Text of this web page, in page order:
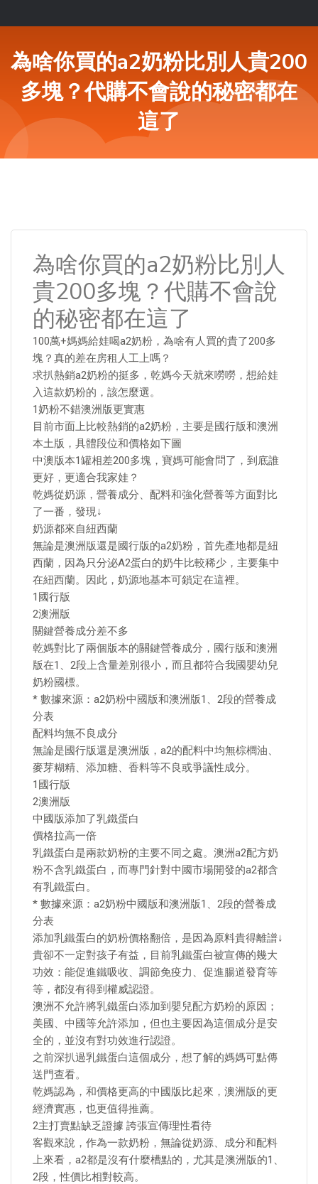
為啥你買的a2奶粉比別人貴200
多塊？代購不會說的秘密都在
這了
為啥你買的a2奶粉比別人
貴200多塊？代購不會說
的秘密都在這了
100萬+媽媽給娃喝a2奶粉，為啥有人買的貴了200多
塊？真的差在房租人工上嗎？
求扒熱銷a2奶粉的挺多，乾媽今天就來嘮嘮，想給娃
入這款奶粉的，該怎麼選。
1奶粉不錯澳洲版更實惠
目前市面上比較熱銷的a2奶粉，主要是國行版和澳洲
本土版，具體段位和價格如下圖
中澳版本1罐相差200多塊，寶媽可能會問了，到底誰
更好，更適合我家娃？
乾媽從奶源，營養成分、配料和強化營養等方面對比
了一番，發現↓
奶源都來自紐西蘭
無論是澳洲版還是國行版的a2奶粉，首先產地都是紐
西蘭，因為只分泌A2蛋白的奶牛比較稀少，主要集中
在紐西蘭。因此，奶源地基本可鎖定在這裡。
1國行版
2澳洲版
關鍵營養成分差不多
乾媽對比了兩個版本的關鍵營養成分，國行版和澳洲
版在1、2段上含量差別很小，而且都符合我國嬰幼兒
奶粉國標。
* 數據來源：a2奶粉中國版和澳洲版1、2段的營養成
分表
配料均無不良成分
無論是國行版還是澳洲版，a2的配料中均無棕櫚油、
麥芽糊精、添加糖、香料等不良或爭議性成分。
1國行版
2澳洲版
中國版添加了乳鐵蛋白
價格拉高一倍
乳鐵蛋白是兩款奶粉的主要不同之處。澳洲a2配方奶
粉不含乳鐵蛋白，而專門針對中國市場開發的a2都含
有乳鐵蛋白。
* 數據來源：a2奶粉中國版和澳洲版1、2段的營養成
分表
添加乳鐵蛋白的奶粉價格翻倍，是因為原料貴得離譜↓
貴卻不一定對孩子有益，目前乳鐵蛋白被宣傳的幾大
功效：能促進鐵吸收、調節免疫力、促進腸道發育等
等，都沒有得到權威認證。
澳洲不允許將乳鐵蛋白添加到嬰兒配方奶粉的原因；
美國、中國等允許添加，但也主要因為這個成分是安
全的，並沒有對功效進行認證。
之前深扒過乳鐵蛋白這個成分，想了解的媽媽可點傳
送門查看。
乾媽認為，和價格更高的中國版比起來，澳洲版的更
經濟實惠，也更值得推薦。
2主打賣點缺乏證據 誇張宣傳理性看待
客觀來說，作為一款奶粉，無論從奶源、成分和配料
上來看，a2都是沒有什麼槽點的，尤其是澳洲版的1、
2段，性價比相對較高。